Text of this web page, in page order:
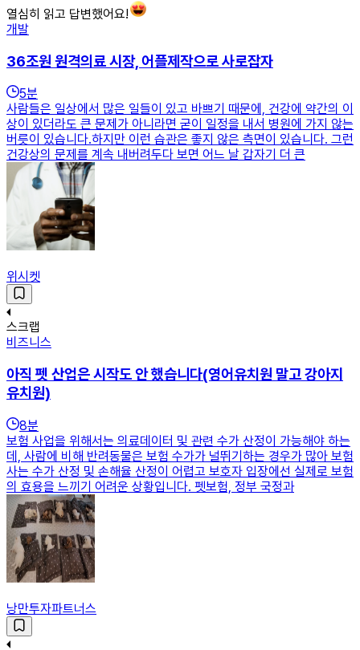
열심히 읽고 답변했어요!
개발
36조원 원격의료 시장, 어플제작으로 사로잡자
5분
사람들은 일상에서 많은 일들이 있고 바쁘기 때문에, 건강에 약간의 이
상이 있더라도 큰 문제가 아니라면 굳이 일정을 내서 병원에 가지 않는
버릇이 있습니다.​하지만 이런 습관은 좋지 않은 측면이 있습니다. 그런
건강상의 문제를 계속 내버려두다 보면 어느 날 갑자기 더 큰
위시켓
스크랩
비즈니스
아직 펫 산업은 시작도 안 했습니다(영어유치원 말고 강아지
유치원)
8분
보험 사업을 위해서는 의료데이터 및 관련 수가 산정이 가능해야 하는
데, 사람에 비해 반려동물은 보험 수가가 널뛰기하는 경우가 많아 보험
사는 수가 산정 및 손해율 산정이 어렵고 보호자 입장에선 실제로 보험
의 효용을 느끼기 어려운 상황입니다. 펫보험, 정부 국정과
낭만투자파트너스